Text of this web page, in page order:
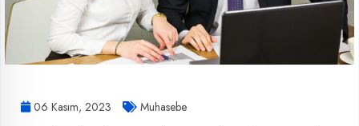
06 Kasım, 2023 Muhasebe